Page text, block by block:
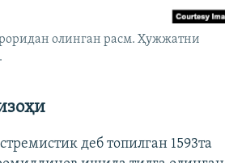
олинган расм. Ҳужжатни
деб топилган 1593та